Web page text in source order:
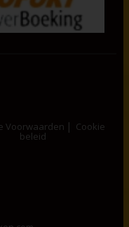
Voorwaarden Cookie
beleid